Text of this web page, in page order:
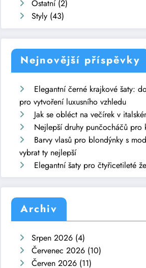
Ostatní(2)
Styly (43)
Nejnovější příspěvky
Elegantní černé krajkové šaty:
pro vytvoření luxusního vzhledu
Jak se obléct na večírek v
Nejlepší druhy punčocháčů pro
Barvy vlasů pro blondýnky s
vybrat ty nejlepší
Elegantní šaty pro čtyřicetileté
Archiv
Srpen 2026 (4)
Červenec 2026 (10)
Červen 2026 (11)